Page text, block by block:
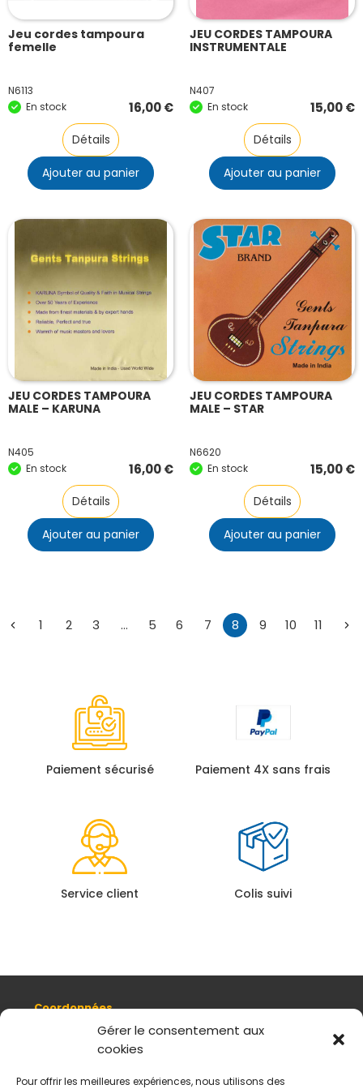
Gérer le consentement aux
cookies
Pour offrir les meilleures expériences, nous utilisons des
Jeu cordes tampoura
femelle
N6113
En stock
16,00€
Détails
Ajouter au panier
JEU CORDES TAMPOURA
INSTRUMENTALE
N407
En stock
15,00€
Détails
Ajouter au panier
JEU CORDES TAMPOURA
MALE – KARUNA
N405
En stock
16,00€
Détails
Ajouter au panier
JEU CORDES TAMPOURA
MALE – STAR
N6620
En stock
15,00€
Détails
Ajouter au panier
← 1 2 3 … 5 6 7 8 9 10 11 →
Paiement sécurisé Paiement 4X sans frais
Service client Colis suivi
Coordonnées
8, quai Romain Rolland 69005 Lyon
+ 33 (0)4 78 42 55 04